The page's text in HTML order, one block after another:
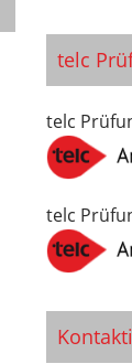
telc
telc
telc